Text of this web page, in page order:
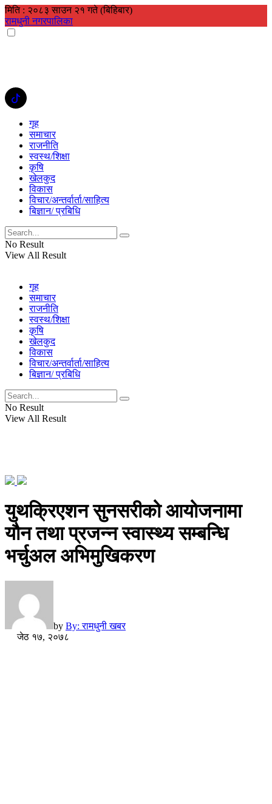
मिति : २०८३ साउन २१ गते (बिहिबार)
रामधुनी नगरपालिका
गृह
समाचार
राजनीति
स्वस्थ/शिक्षा
कृषि
खेलकुद
विकास
विचार/अन्तर्वार्ता/साहित्य
बिज्ञान/ प्रबिधि
No Result
View All Result
गृह
समाचार
राजनीति
स्वस्थ/शिक्षा
कृषि
खेलकुद
विकास
विचार/अन्तर्वार्ता/साहित्य
बिज्ञान/ प्रबिधि
No Result
View All Result
युथक्रिएशन सुनसरीको आयोजनामा
यौन तथा प्रजन्न स्वास्थ्य सम्बन्धि
भर्चुअल अभिमुखिकरण
by By: रामधुनी खबर
जेठ १७, २०७८